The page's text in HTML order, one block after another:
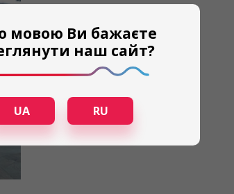
мовою Ви бажаєте
наш сайт?
UA RU